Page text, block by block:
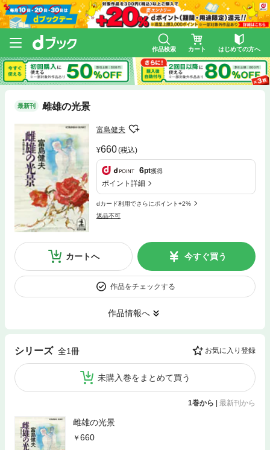
作品検索 カート はじめての方へ
最新刊 雌雄の光景
富島健夫
660(税込)
6pt獲得
ポイント詳細
dカード利用でさらにポイント+2%
返品不可
カートへ 今すぐ買う
作品をチェックする
作品情報へ
シリーズ 全1冊 お気に入り登録
未購入巻をまとめて買う
1巻から | 最新刊から
雌雄の光景
660